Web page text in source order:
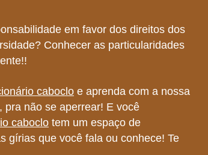
em favor dos direitos dos
Conhecer as particularidades
caboclo e aprenda com a nossa
não se aperrear! E você
caboclo tem um espaço de
gírias que você fala ou conhece! Te